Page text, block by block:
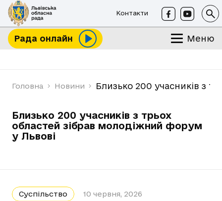
Контакти
Рада онлайн Меню
Головна Новини Близько 200 учасників з
Близько 200 учасників з трьох
областей зібрав молодіжний форум
у Львові
Суспільство 10 червня, 2026